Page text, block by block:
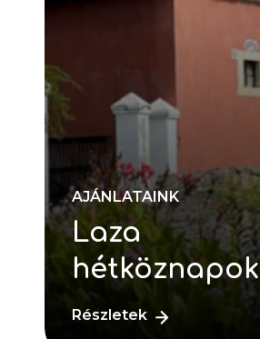
AJÁNLATAINK
Laza
hétköznapok
Részletek